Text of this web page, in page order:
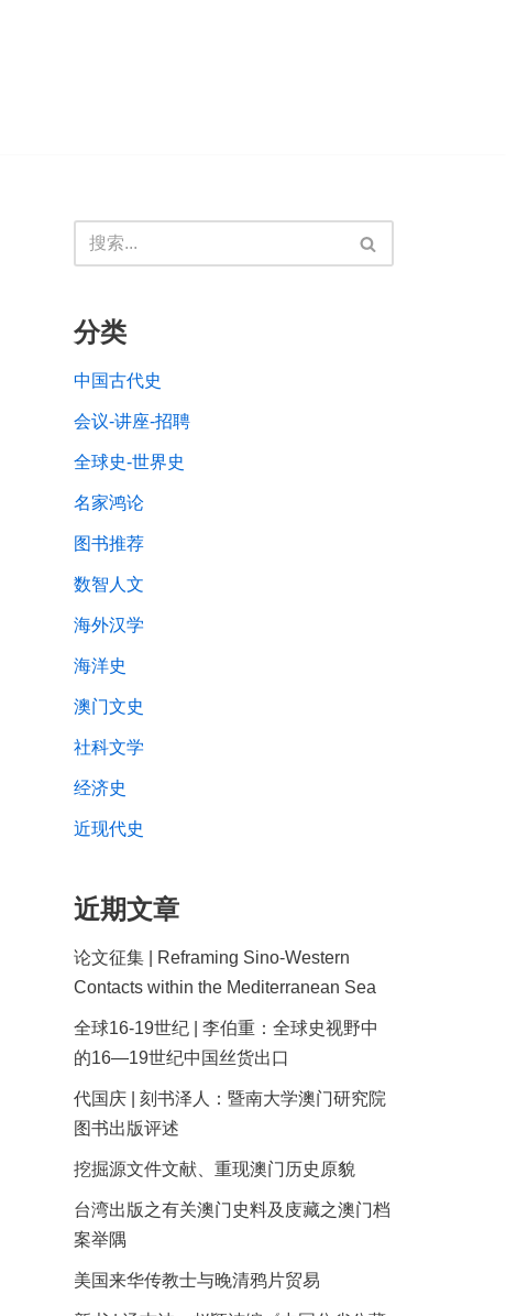
分类
中国古代史
会议-讲座-招聘
全球史-世界史
名家鸿论
图书推荐
数智人文
海外汉学
海洋史
澳门文史
社科文学
经济史
近现代史
近期文章
论文征集 | Reframing Sino-Western
Contacts within the Mediterranean Sea
全球16-19世纪 | 李伯重：全球史视野中
的16—19世纪中国丝货出口
代国庆 | 刻书泽人：暨南大学澳门研究院
图书出版评述
挖掘源文件文献、重现澳门历史原貌
台湾出版之有关澳门史料及庋藏之澳门档
案举隅
美国来华传教士与晚清鸦片贸易